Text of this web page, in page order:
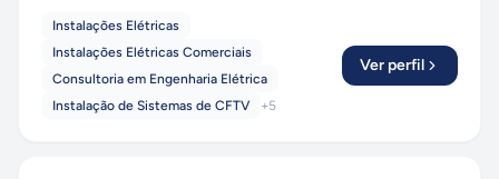
Instalações Elétricas
Instalações Elétricas Comerciais
Consultoria em Engenharia Elétrica
Instalação de Sistemas de CFTV
+5
Ver perfil